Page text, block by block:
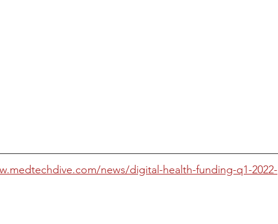
news/digital-health-funding-q1-2022-